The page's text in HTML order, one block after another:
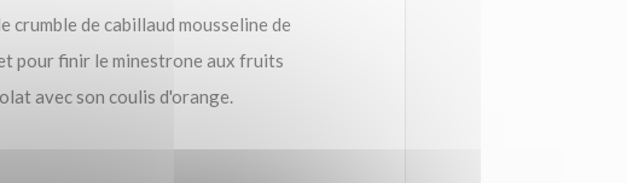
crumble de cabillaud mousseline de
pour finir le minestrone aux fruits
avec son coulis d'orange.